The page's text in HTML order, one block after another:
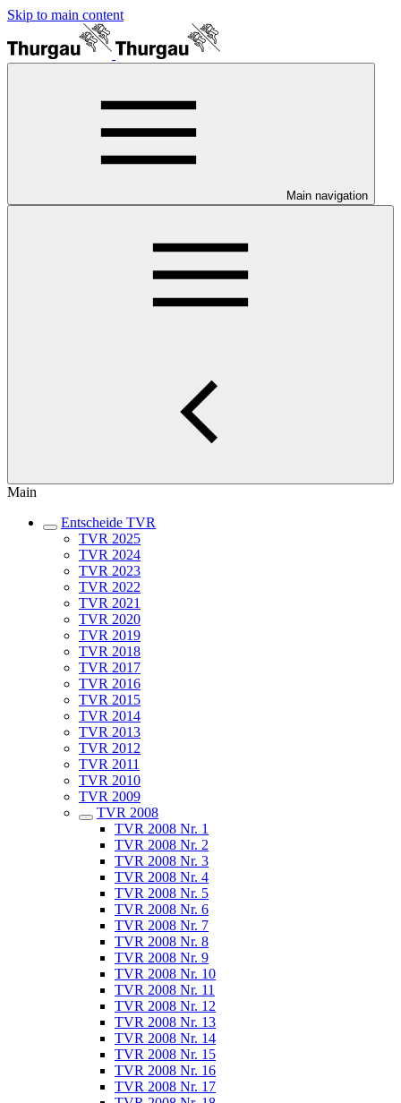
Skip to main content
Main navigation
Main
Entscheide TVR
TVR 2025
TVR 2024
TVR 2023
TVR 2022
TVR 2021
TVR 2020
TVR 2019
TVR 2018
TVR 2017
TVR 2016
TVR 2015
TVR 2014
TVR 2013
TVR 2012
TVR 2011
TVR 2010
TVR 2009
TVR 2008
TVR 2008 Nr. 1
TVR 2008 Nr. 2
TVR 2008 Nr. 3
TVR 2008 Nr. 4
TVR 2008 Nr. 5
TVR 2008 Nr. 6
TVR 2008 Nr. 7
TVR 2008 Nr. 8
TVR 2008 Nr. 9
TVR 2008 Nr. 10
TVR 2008 Nr. 11
TVR 2008 Nr. 12
TVR 2008 Nr. 13
TVR 2008 Nr. 14
TVR 2008 Nr. 15
TVR 2008 Nr. 16
TVR 2008 Nr. 17